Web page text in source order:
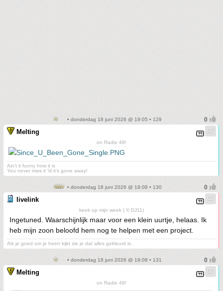
• donderdag 18 juni 2026 @ 19:05 • 129
Melting
on Radio 49!
Ain't it funny how it is
You never miss it 'til it's gone away!
• donderdag 18 juni 2026 @ 19:08 • 130
livelink
keek op mijn week ( © DJ11)
Ingetuned. Waarschijnlijk maar voor een klein uurtje, helaas. Ik
heb mijn zoon beloofd hem nog te helpen met een project.
Als je goed om je heen kijkt zie je dat alles gekleurd is.
• donderdag 18 juni 2026 @ 19:08 • 131
Melting
on Radio 49!